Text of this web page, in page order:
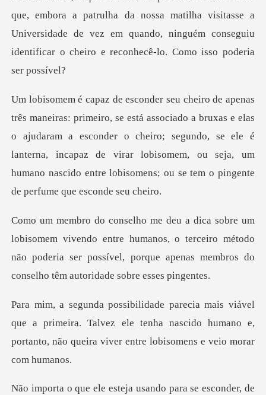
ha da nossa matilha visitasse a
Universidade de vez em quando, ninguém con
ruxas e elas
o ajudaram a esconder o cheiro; segundo, se ele é
lanterna, incapaz de virar lobisomem,
o entre humanos, o terceiro método
não poderia ser possível, porqu
a primeira. Talvez ele tenha nascido humano e,
portanto, n
eja usando para se escond